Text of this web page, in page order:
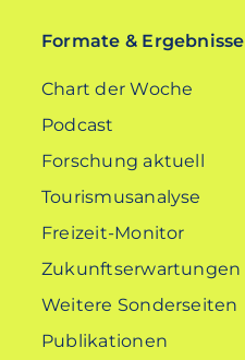
Formate & Ergebnisse
Chart der Woche
Podcast
Forschung aktuell
Tourismusanalyse
Freizeit-Monitor
Zukunftserwartungen
Weitere Sonderseiten
Publikationen